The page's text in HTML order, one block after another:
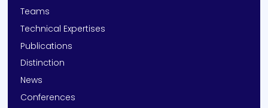
Teams
Technical Expertises
Publications
Distinction
News
Conferences